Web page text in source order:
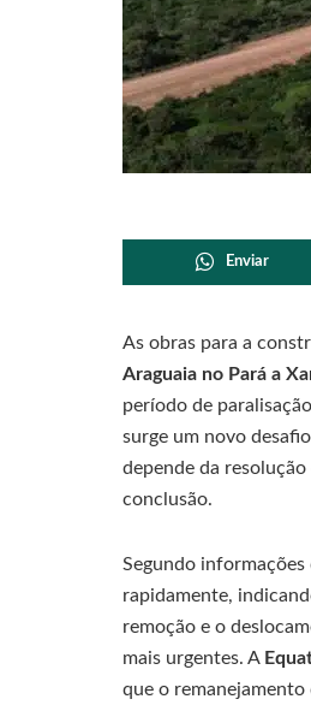
Enviar
As obras para a
Araguaia no Pará a
período de
surge um novo
depende da
conclusão.
Segundo informações
rapidamente,
remoção e o
mais urgentes. A
que o remanejamento